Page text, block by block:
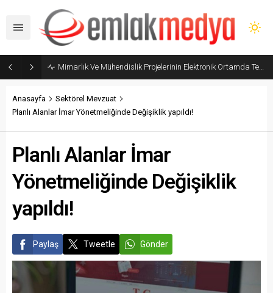
Mimarlık Ve Mühendislik Projelerinin Elektronik Ortamda Teslimi Ve Yönetilmesi Hakkında Yönetmelik yayımlandı
Anasayfa
Sektörel Mevzuat
Planlı Alanlar İmar Yönetmeliğinde Değişiklik yapıldı!
Planlı Alanlar İmar
Yönetmeliğinde Değişiklik
yapıldı!
Paylaş Tweetle Gönder